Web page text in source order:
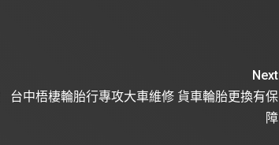
Next
台中梧棲輪胎行專攻大車維修 貨車輪胎更換有保
障